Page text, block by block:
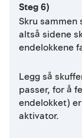
Steg 6)
Skru sammen
altså sidene
endelokkene
Legg så
passer, for å
endelokket)
aktivator.